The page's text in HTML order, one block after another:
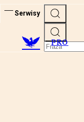
Serwisy
PRO